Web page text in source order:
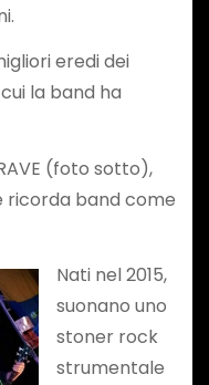
eredi dei
cui la band ha
(foto sotto),
ricorda band come
Nati nel 2015,
suonano uno
stoner rock
strumentale